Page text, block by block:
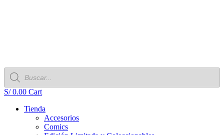
Búsqueda
de
productos
S/0.00 Cart
Tienda
Accesorios
Comics